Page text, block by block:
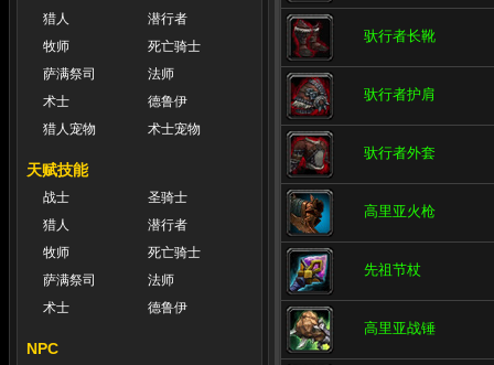
猎人
潜行者
牧师
死亡骑士
萨满祭司
法师
术士
德鲁伊
猎人宠物
术士宠物
天赋技能
战士
圣骑士
猎人
潜行者
牧师
死亡骑士
萨满祭司
法师
术士
德鲁伊
NPC
驮行者长靴
驮行者护肩
驮行者外套
高里亚火枪
先祖节杖
高里亚战锤